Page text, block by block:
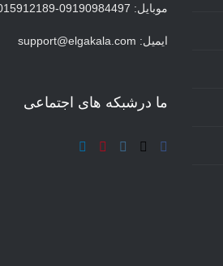
موبایل: 09190984497-09015912189
ایمیل: support@elgakala.com
ما درشبکه های اجتماعی